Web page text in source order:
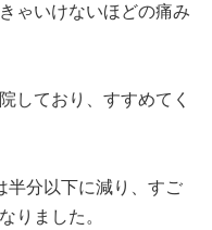
ゃいけないほどの痛み
しており、すすめてく
半分以下に減り、すご
りました。